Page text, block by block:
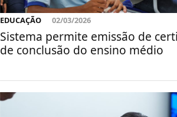
EDUCAÇÃO 02/03/2026
Sistema permite emissão de
de conclusão do ensino médio